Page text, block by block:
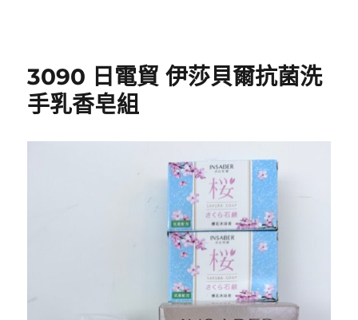
3090 日電貿 伊莎貝爾抗菌洗
手乳香皂組